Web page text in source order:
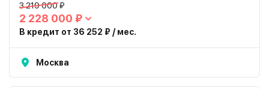
3 219 000 ₽
2 228 000 ₽
В кредит от 36 252 ₽ / мес.
Москва